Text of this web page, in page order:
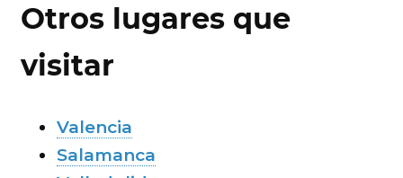
Otros lugares que
visitar
Valencia
Salamanca